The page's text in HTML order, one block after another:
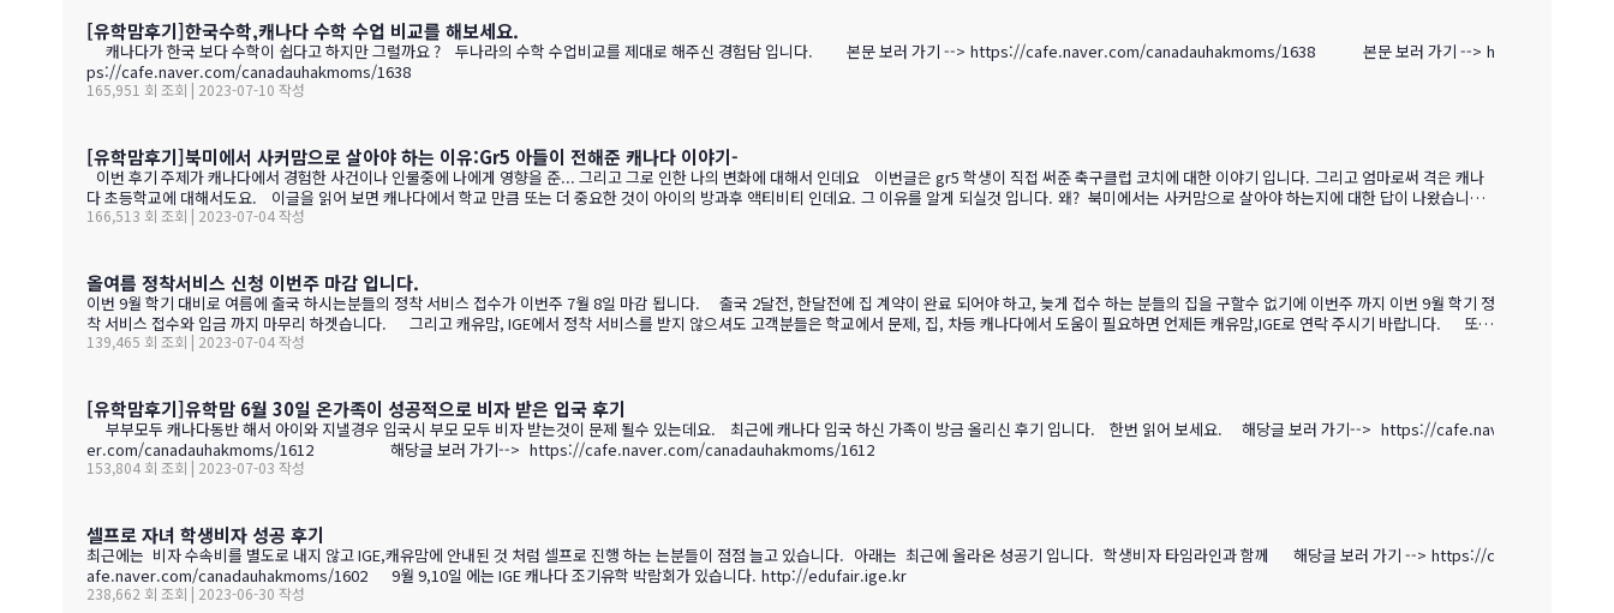
[유학맘후기]한국수학,캐나다 수학 수업 비교를 해보세요.
캐나다가 한국 보다 수학이 쉽다고 하지만 그럴까요 ? 두나라의 수학 수업비교를 제대로 해주신 경험담 입니다. 본문 보러 가기 --> https://cafe.naver.com/canadauhakmoms/1638 본문 보러 가기 --> htt
ps://cafe.naver.com/canadauhakmoms/1638
165,951 회 조회 | 2023-07-10 작성
[유학맘후기]북미에서 사커맘으로 살아야 하는 이유:Gr5 아들이 전해준 캐나다 이야기-
이번 후기 주제가 캐나다에서 경험한 사건이나 인물중에 나에게 영향을 준... 그리고 그로 인한 나의 변화에 대해서 인데요 이번글은 gr5 학생이 직접 써준 축구클럽 코치에 대한 이야기 입니다. 그리고 엄마로써 격은 캐나
다 초등학교에 대해서도요. 이글을 읽어 보면 캐나다에서 학교 만큼 또는 더 중요한 것이 아이의 방과후 액티비티 인데요. 그 이유를 알게 되실것 입니다. 왜? 북미에서는 사커맘으로 살아야 하는지에 대한 답이 나왔습니다.
166,513 회 조회 | 2023-07-04 작성
올여름 정착서비스 신청 이번주 마감 입니다.
이번 9월 학기 대비로 여름에 출국 하시는분들의 정착 서비스 접수가 이번주 7월 8일 마감 됩니다. 출국 2달전, 한달전에 집 계약이 완료 되어야 하고, 늦게 접수 하는 분들의 집을 구할수 없기에 이번주 까지 이번 9월 학기 정
착 서비스 접수와 입금 까지 마무리 하겟습니다. 그리고 캐유맘, IGE에서 정착 서비스를 받지 않으셔도 고객분들은 학교에서 문제, 집, 차등 캐나다에서 도움이 필요하면 언제든 캐유맘,IGE로 연락 주시기 바랍니다. 또한
정착서비스를 받지 않으셔도 자동차,해운,보험등 캐유맘,IGE협력 업체 이용도 부디 맘 편하게 이용 하시면 됩니다. 그리고 협력 업체 컨택시 캐유맘,IGE 고객 이라고 말 해주셔야 합니다. 그래야 쫌 업그레이드 된 서비스가
139,465 회 조회 | 2023-07-04 작성
[유학맘후기]유학맘 6월 30일 온가족이 성공적으로 비자 받은 입국 후기
부부모두 캐나다동반 해서 아이와 지낼경우 입국시 부모 모두 비자 받는것이 문제 될수 있는데요. 최근에 캐나다 입국 하신 가족이 방금 올리신 후기 입니다. 한번 읽어 보세요. 해당글 보러 가기--> https://cafe.nav
er.com/canadauhakmoms/1612 해당글 보러 가기--> https://cafe.naver.com/canadauhakmoms/1612
153,804 회 조회 | 2023-07-03 작성
셀프로 자녀 학생비자 성공 후기
최근에는 비자 수속비를 별도로 내지 않고 IGE,캐유맘에 안내된 것 처럼 셀프로 진행 하는 는분들이 점점 늘고 있습니다. 아래는 최근에 올라온 성공기 입니다. 학생비자 타임라인과 함께 해당글 보러 가기 --> https://c
238,662 회 조회 | 2023-06-30 작성